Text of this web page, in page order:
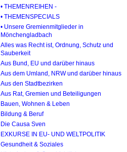
• THEMENREIHEN -
• THEMENSPECIALS
• Unsere Gremienmitglieder in
Mönchengladbach
Alles was Recht ist, Ordnung, Schutz und
Sauberkeit
Aus Bund, EU und darüber hinaus
Aus dem Umland, NRW und darüber hinaus
Aus den Stadtbezirken
Aus Rat, Gremien und Beteiligungen
Bauen, Wohnen & Leben
Bildung & Beruf
Die Causa Sven
EXKURSE IN EU- UND WELTPOLITIK
Gesundheit & Soziales